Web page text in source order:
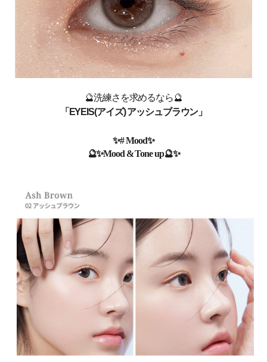
🔮洗練さを求めるなら🔮
「EYEIS(アイズ)アッシュブラウン」
✨# Mood✨
🔮✨Mood & Tone up🔮✨